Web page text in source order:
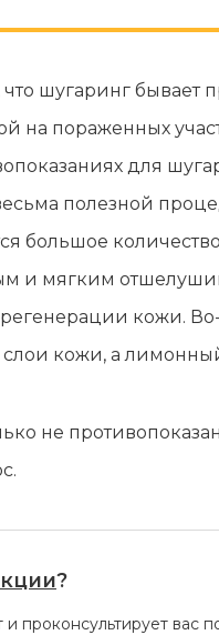
шугаринг
на пораженных
для
полезной
большое
и мягким
кожи.
кожи, а
не
?
проконсультирует вас